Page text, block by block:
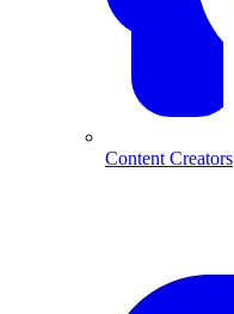
Content Creators